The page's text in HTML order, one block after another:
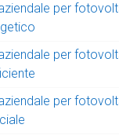
per
per
per